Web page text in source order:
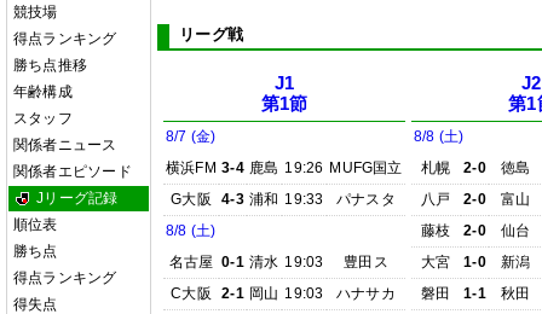
競技場
得点ランキング
勝ち点推移
年齢構成
スタッフ
関係者ニュース
関係者エピソード
Jリーグ記録
順位表
勝ち点
得点ランキング
得失点
リーグ戦
J1
第1節
8/7 (金)
横浜FM 3-4 鹿島 19:26 MUFG国立
G大阪
4-3 浦和 19:33
パナスタ
8/8 (土)
名古屋 0-1 清水 19:03
豊田ス
C大阪
2-1 岡山 19:03
ハナサカ
J2
第1
8/8 (土)
札幌
2-0
徳島
八戸
2-0
富山
藤枝
2-0
仙台
大宮
1-0
新潟
磐田
1-1
秋田